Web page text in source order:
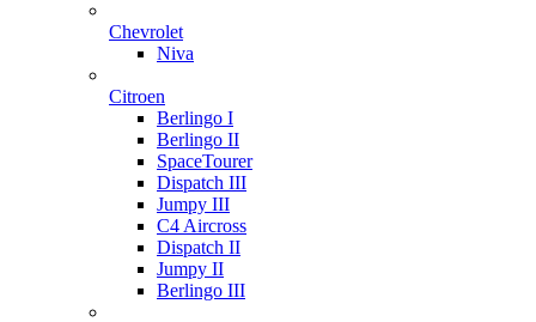
Chevrolet
Niva
Citroen
Berlingo I
Berlingo II
SpaceTourer
Dispatch III
Jumpy III
C4 Aircross
Dispatch II
Jumpy II
Berlingo III